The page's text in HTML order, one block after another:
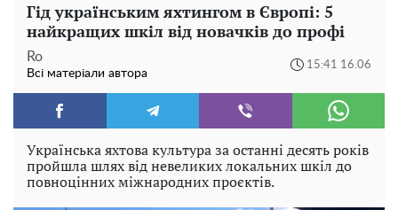
Гід українським яхтингом в Європі: 5
найкращих шкіл від новачків до профі
Ro
Всі матеріали автора
15:41 16.06
Українська яхтова культура за останні десять років
пройшла шлях від невеликих локальних шкіл до
повноцінних міжнародних проєктів.